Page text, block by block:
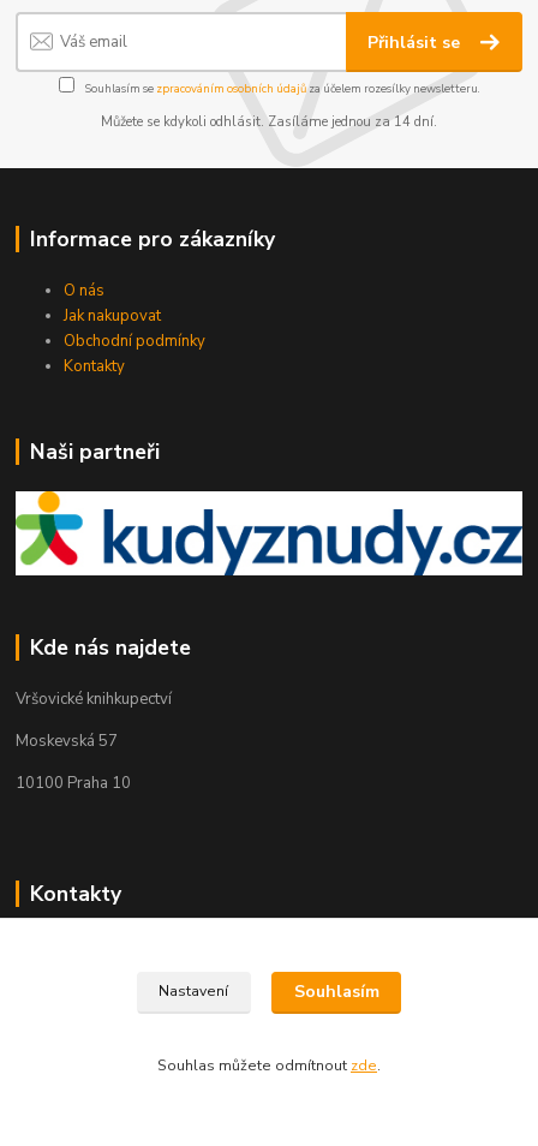
Přihlásit se
Souhlasím se zpracováním osobních údajůza účelem rozesílky newsletteru.
Můžete se kdykoli odhlásit. Zasíláme jednou za 14 dní.
Informace pro zákazníky
O nás
Jak nakupovat
Obchodní podmínky
Kontakty
Naši partneři
Kde nás najdete
Vršovické knihkupectví
Moskevská 57
10100 Praha 10
Kontakty
271 725 371 608 911 117
(Po-Pá, 9-18 ,So 9-12)Nastavení Souhlasím
Souhlas můžete odmítnout zde.